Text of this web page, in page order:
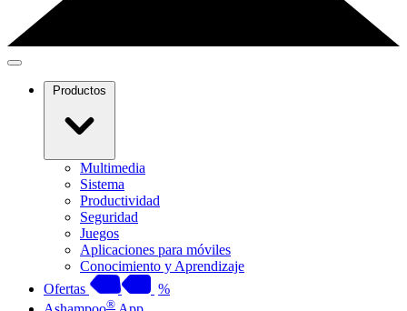
Productos
Multimedia
Sistema
Productividad
Seguridad
Juegos
Aplicaciones para móviles
Conocimiento y Aprendizaje
Ofertas
%
®